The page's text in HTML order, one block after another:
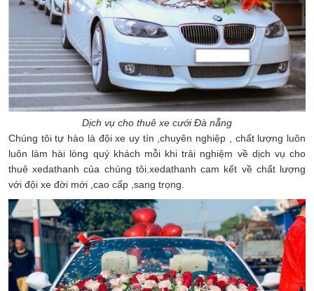
Dịch vụ cho thuê xe cưới Đà nẵng
Chúng tôi tự hào là đội xe uy tín ,chuyên nghiệp , chất lượng luôn
luôn làm hài lòng quý khách mỗi khi trải nghiệm về dịch vụ cho
thuê xedathanh của chúng tôi.xedathanh cam kết về chất lượng
với đội xe đời mới ,cao cấp ,sang trọng.